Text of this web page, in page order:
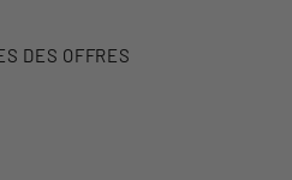
DES OFFRES